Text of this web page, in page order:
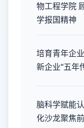
物工程学院
学报国精神
培育青年企
新企业“五年
脑科学赋能
化沙龙聚焦